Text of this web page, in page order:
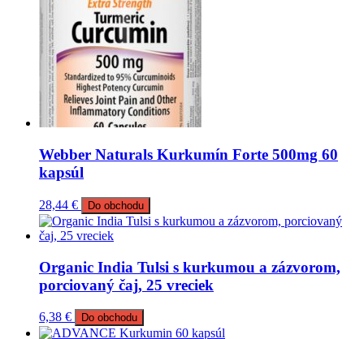
Webber Naturals Kurkumín Forte 500mg 60
kapsúl
28,44 € Do obchodu
Organic India Tulsi s kurkumou a zázvorom,
porciovaný čaj, 25 vreciek
6,38 € Do obchodu